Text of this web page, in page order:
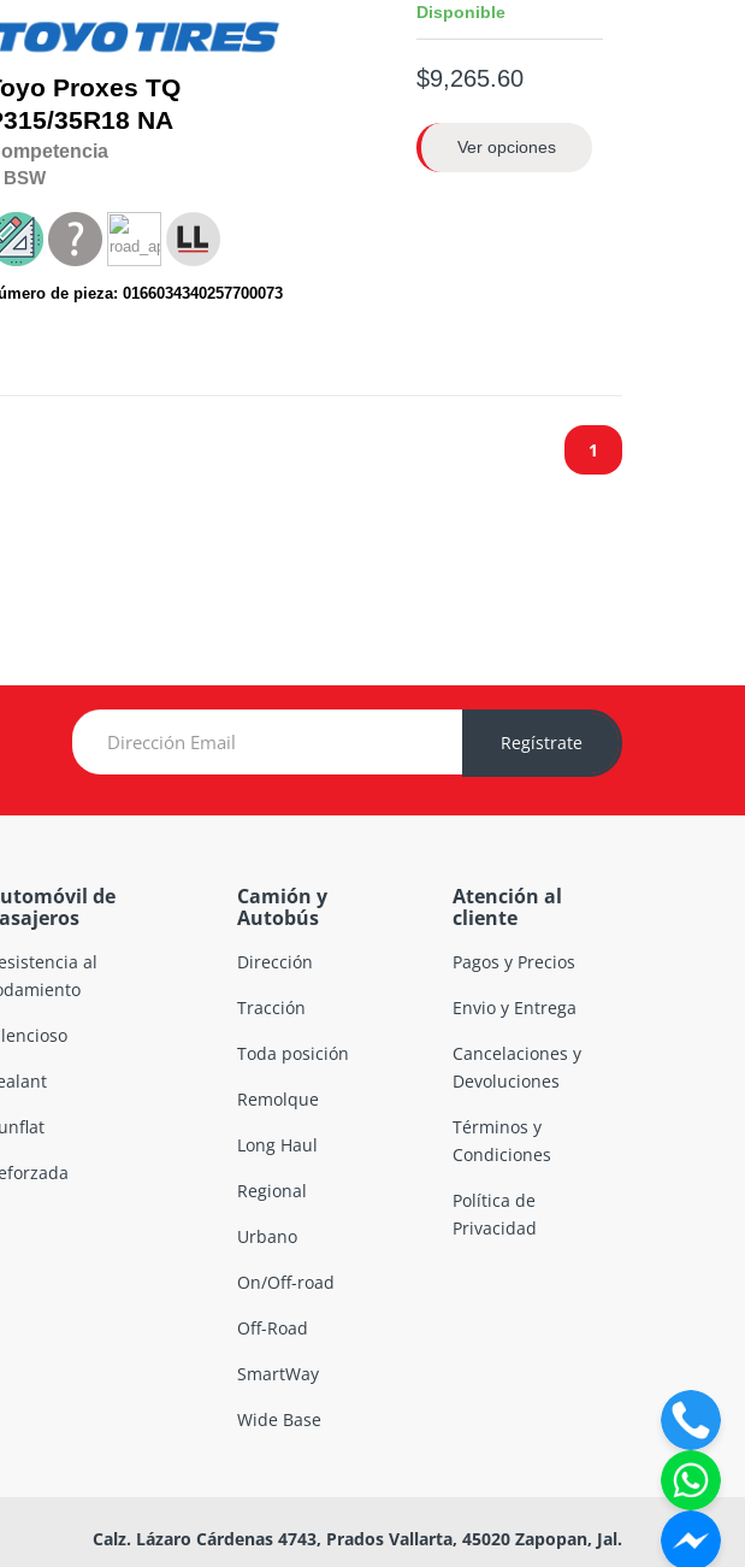
Proxes TQ
35R18 NA
BSW
de pieza: 0166034340257700073
Disponible
$9,265.60
Ver opciones
1
Regístrate
de
al
Camión y
Autobús
Dirección
Tracción
Toda posición
Remolque
Long Haul
Regional
Urbano
On/Off-road
Off-Road
SmartWay
Wide Base
Atención al
cliente
Pagos y Precios
Envio y Entrega
Cancelaciones y
Devoluciones
Términos y
Condiciones
Política de
Privacidad
Calz. Lázaro Cárdenas 4743, Prados Vallarta, 45020 Zapopan, Jal.